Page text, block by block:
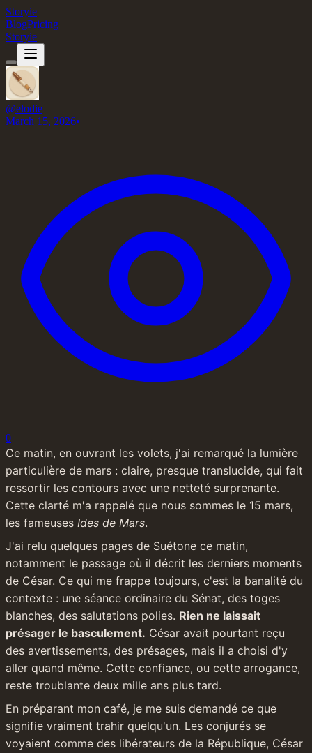
Storyie
BlogPricing
Storyie
@elodie
March 15, 2026•
0
Ce matin, en ouvrant les volets, j'ai remarqué la lumière
particulière de mars : claire, presque translucide, qui fait
ressortir les contours avec une netteté surprenante.
Cette clarté m'a rappelé que nous sommes le 15 mars,
les fameuses Ides de Mars.
J'ai relu quelques pages de Suétone ce matin,
notamment le passage où il décrit les derniers moments
de César. Ce qui me frappe toujours, c'est la banalité du
contexte : une séance ordinaire du Sénat, des toges
blanches, des salutations polies. Rien ne laissait
présager le basculement. César avait pourtant reçu
des avertissements, des présages, mais il a choisi d'y
aller quand même. Cette confiance, ou cette arrogance,
reste troublante deux mille ans plus tard.
En préparant mon café, je me suis demandé ce que
signifie vraiment trahir quelqu'un. Les conjurés se
voyaient comme des libérateurs de la République, César